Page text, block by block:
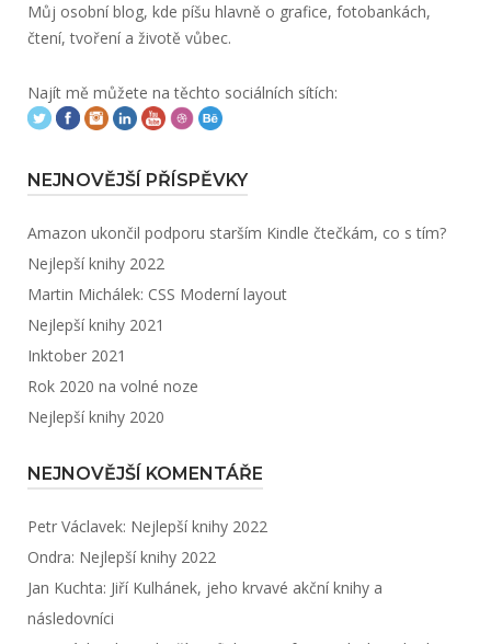
Můj osobní blog, kde píšu hlavně o grafice, fotobankách,
čtení, tvoření a životě vůbec.
Najít mě můžete na těchto sociálních sítích:
NEJNOVĚJŠÍ PŘÍSPĚVKY
Amazon ukončil podporu starším Kindle čtečkám, co s tím?
Nejlepší knihy 2022
Martin Michálek: CSS Moderní layout
Nejlepší knihy 2021
Inktober 2021
Rok 2020 na volné noze
Nejlepší knihy 2020
NEJNOVĚJŠÍ KOMENTÁŘE
Petr Václavek: Nejlepší knihy 2022
Ondra: Nejlepší knihy 2022
Jan Kuchta: Jiří Kulhánek, jeho krvavé akční knihy a
následovníci